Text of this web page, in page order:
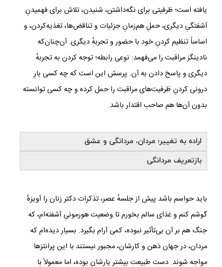
یافته است؛ ظرفیتی برای نگه‌داشتن، شنیدن، تلاش برای فهمیدنِ
آشفتگیِ دیگری، حملِ هم‌زمانِ جزئیات و تناقض‌ها، تغذیه‌کردن، و
اساساً تنظیم‌ کردنِ خود با حضور و تجربه‌ٔ دیگری. آن‌چنان‌که
نادینگز مراقبت را می‌فهمد: نوعی رابطه؛ توجه کردن به تجربه‌ٔ
دیگری و پاسخ دادن به آن. پرسش این است که چه کسی بارِ
درونی کردنِ ظرفیت‌های مراقبت را حمل کرده و چه کسی توانسته
بدون آن‌ها هم صاحب اقتدار باشد.
اراده به تغییر؛ مردان، مردانگی و عشق
بازتعریف مردانگی
باید حواسم باشد پیش از جلسه‌ٔ عصر، تذکرات دکتر زنان را آویزه‌ٔ
گوشم کنم و غذای سالم بخورم تا وضعیت هورمونیِ آشفته‌ام، که
جنگ هم بر آن بی‌تأثیر نبوده، کمی آرام بگیرد. بسیار دیده‌ام که
مردان، در جهان ذهن و کارشان، مجبور نیستند با این پرانتزها
مواجه شوند. دست طبیعت بیشتر یارشان بوده، اما معمولاً با